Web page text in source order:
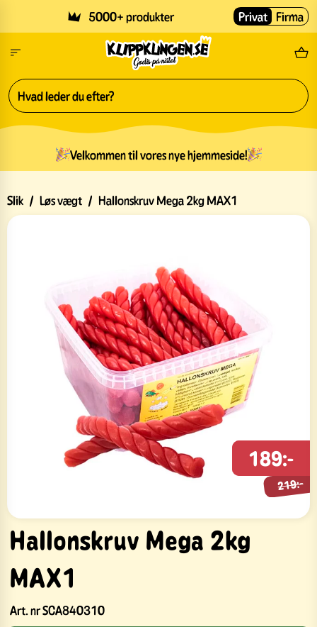
5000+ produkter Privat Firma
Velkommen til vores nye hjemmeside!
Slik / Løs vægt / Hallonskruv Mega 2kg MAX1
Hallonskruv Mega 2kg
MAX1
Art. nrSCA840310
189:-
219:-
219:-